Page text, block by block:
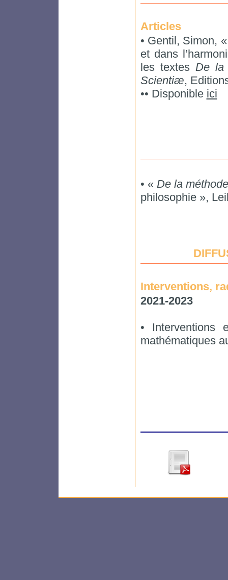
Articles
• Gentil, Simon,
et dans
les textes De la
Scientiæ,
•• Disponible ici
• « De la
philosophie »,
Interventions,
2021-2023
• Interventions
mathématiques